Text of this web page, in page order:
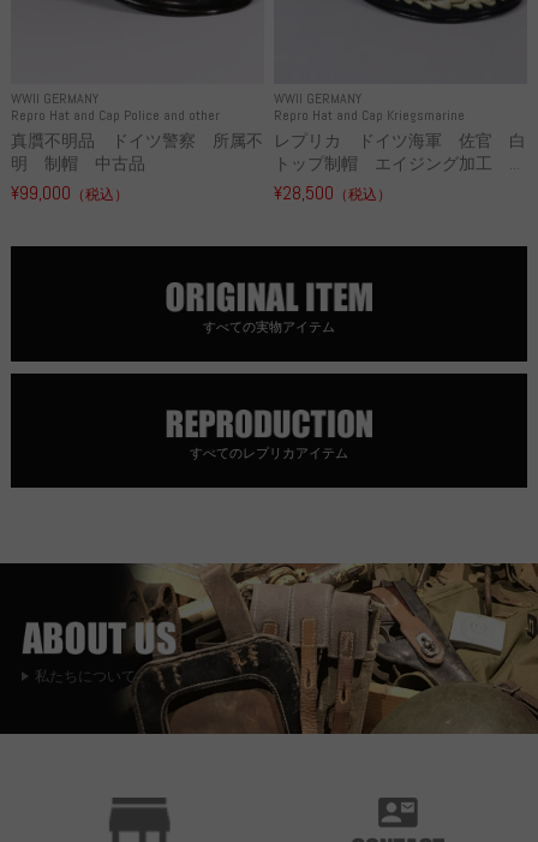
WWII GERMANY
Repro Hat and Cap Police and other
真贋不明品 ドイツ警察 所属不
明 制帽 中古品
¥99,000 （税込）
WWII GERMANY
Repro Hat and Cap Kriegsmarine
レプリカ ドイツ海軍 佐官 白
トップ制帽 エイジング加工 ...
¥28,500 （税込）
すべての実物アイテム
すべてのレプリカアイテム
私たちについて